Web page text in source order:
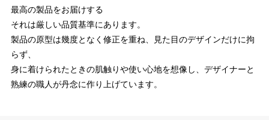
最高の製品をお届けする
それは厳しい品質基準にあります。
製品の原型は幾度となく修正を重ね、見た目のデザインだけに拘
らず、
身に着けられたときの肌触りや使い心地を想像し、デザイナーと
熟練の職人が丹念に作り上げています。